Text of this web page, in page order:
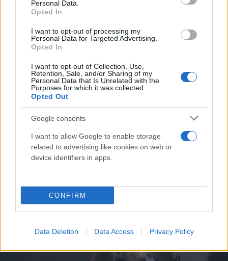
Personal Data.
Opted In
I want to opt-out of processing my
Personal Data for Targeted Advertising.
Opted In
I want to opt-out of Collection, Use,
Retention, Sale, and/or Sharing of my
Personal Data that Is Unrelated with the
Purposes for which it was collected.
Opted Out
Google consents
I want to allow Google to enable storage
related to advertising like cookies on web or
device identifiers in apps.
CONFIRM
Data Deletion Data Access Privacy Policy
Μεγάλου Κωνσταντίνου
06.08.2026